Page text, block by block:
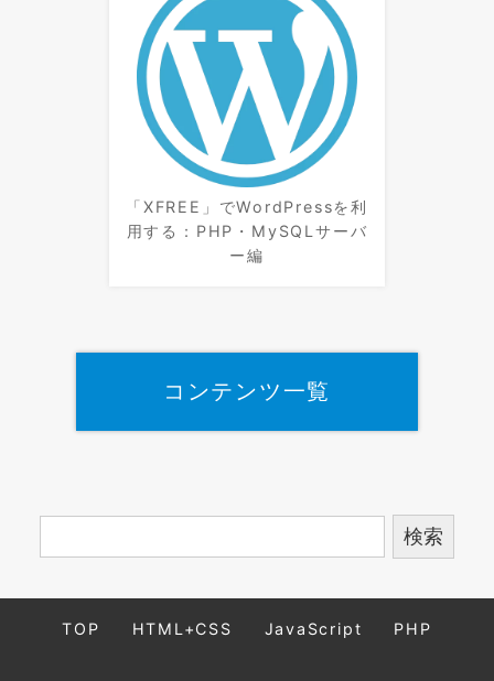
「XFREE」でWordPressを利
用する：PHP・MySQLサーバ
ー編
コンテンツ一覧
TOP HTML+CSS JavaScript PHP